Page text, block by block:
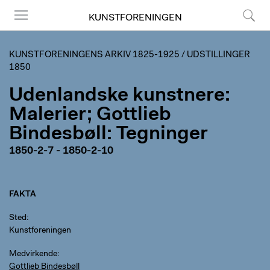
KUNSTFORENINGEN
KUNSTFORENINGENS ARKIV 1825-1925 / UDSTILLINGER
1850
Udenlandske kunstnere:
Malerier; Gottlieb
Bindesbøll: Tegninger
1850-2-7 - 1850-2-10
FAKTA
Sted
Kunstforeningen
Medvirkende
Gottlieb Bindesbøll